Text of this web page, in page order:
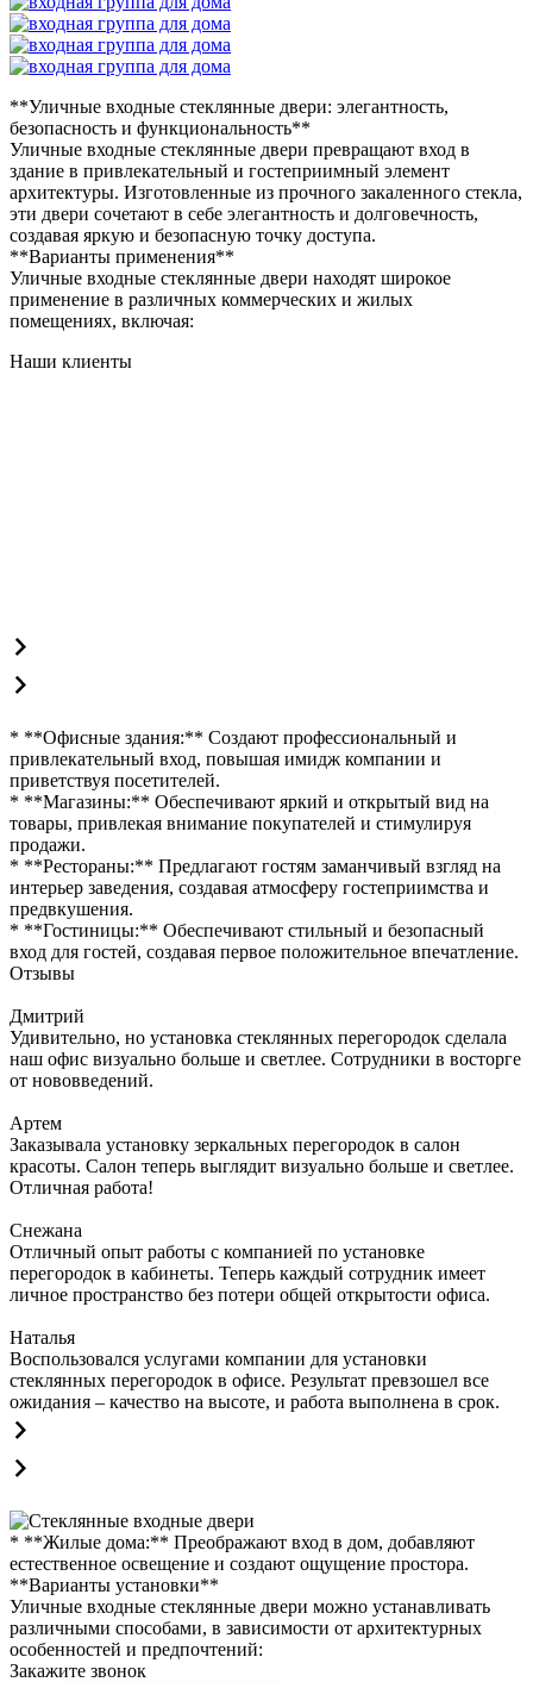
**Уличные входные стеклянные двери: элегантность,
безопасность и функциональность**
Уличные входные стеклянные двери превращают вход в
здание в привлекательный и гостеприимный элемент
архитектуры. Изготовленные из прочного закаленного стекла,
эти двери сочетают в себе элегантность и долговечность,
создавая яркую и безопасную точку доступа.
**Варианты применения**
Уличные входные стеклянные двери находят широкое
применение в различных коммерческих и жилых
помещениях, включая:
Наши клиенты
* **Офисные здания:** Создают профессиональный и
привлекательный вход, повышая имидж компании и
приветствуя посетителей.
* **Магазины:** Обеспечивают яркий и открытый вид на
товары, привлекая внимание покупателей и стимулируя
продажи.
* **Рестораны:** Предлагают гостям заманчивый взгляд на
интерьер заведения, создавая атмосферу гостеприимства и
предвкушения.
* **Гостиницы:** Обеспечивают стильный и безопасный
вход для гостей, создавая первое положительное впечатление.
Отзывы
Дмитрий
Удивительно, но установка стеклянных перегородок сделала
наш офис визуально больше и светлее. Сотрудники в восторге
от нововведений.
Артем
Заказывала установку зеркальных перегородок в салон
красоты. Салон теперь выглядит визуально больше и светлее.
Отличная работа!
Снежана
Отличный опыт работы с компанией по установке
перегородок в кабинеты. Теперь каждый сотрудник имеет
личное пространство без потери общей открытости офиса.
Наталья
Воспользовался услугами компании для установки
стеклянных перегородок в офисе. Результат превзошел все
ожидания – качество на высоте, и работа выполнена в срок.
* **Жилые дома:** Преображают вход в дом, добавляют
естественное освещение и создают ощущение простора.
**Варианты установки**
Уличные входные стеклянные двери можно устанавливать
различными способами, в зависимости от архитектурных
особенностей и предпочтений:
Закажите звонок